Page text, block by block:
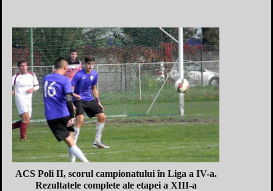
ACS Poli II, scorul campionatului în Liga a IV-a.
Rezultatele complete ale etapei a XIII-a